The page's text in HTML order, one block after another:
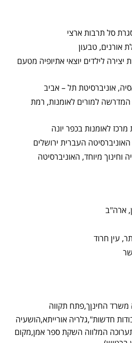
סדנאות יצירה לילדים יוצאי אתיופיה מטעם
אמנות, המדרשה למורים לאומנות, רמת
וחינוך מיוחד, האוניברסיטה
ארה"ב
עין חרוד
",תערוכה המלווה השקת ספר אמן,מקום